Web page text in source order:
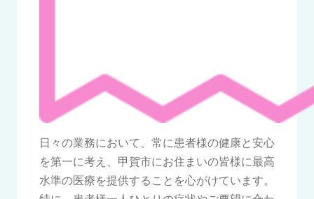
日々の業務において、常に患者様の健康と安心
を第一に考え、甲賀市にお住まいの皆様に最高
水準の医療を提供することを心がけています。